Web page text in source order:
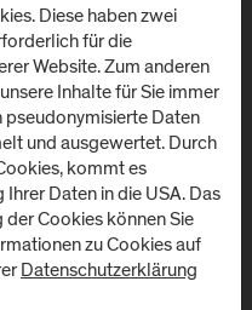
Diese haben zwei
für die
Website. Zum anderen
Inhalte für Sie immer
Daten
und ausgewertet. Durch
kommt es
Daten in die USA. Das
der Cookies können Sie
zu Cookies auf
Datenschutzerklärung